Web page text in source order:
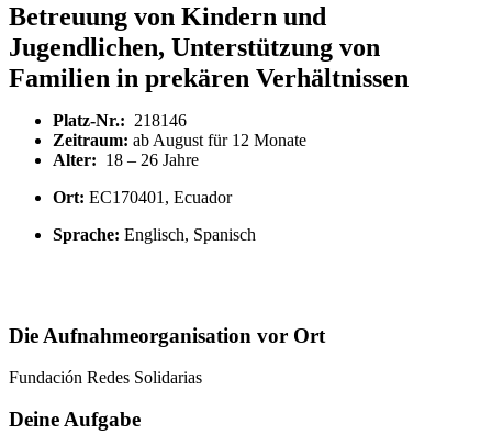
Betreuung von Kindern und
Jugendlichen, Unterstützung von
Familien in prekären Verhältnissen
Platz-Nr.: 218146
Zeitraum: ab August für 12 Monate
Alter: 18 – 26 Jahre
Ort: EC170401, Ecuador
Sprache: Englisch, Spanisch
Die Aufnahmeorganisation vor Ort
Fundación Redes Solidarias
Deine Aufgabe